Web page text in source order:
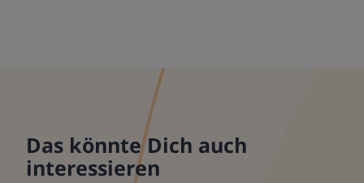
Das könnte Dich auch
interessieren